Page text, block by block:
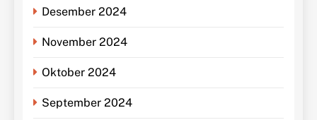
Desember 2024
November 2024
Oktober 2024
September 2024